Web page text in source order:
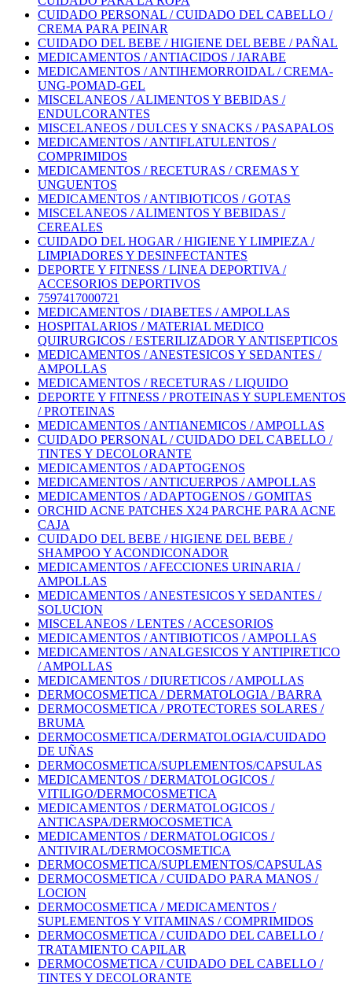
CUIDADO PERSONAL / CUIDADO DEL CABELLO /
CREMA PARA PEINAR
CUIDADO DEL BEBE / HIGIENE DEL BEBE / PAÑAL
MEDICAMENTOS / ANTIACIDOS / JARABE
MEDICAMENTOS / ANTIHEMORROIDAL / CREMA-
UNG-POMAD-GEL
MISCELANEOS / ALIMENTOS Y BEBIDAS /
ENDULCORANTES
MISCELANEOS / DULCES Y SNACKS / PASAPALOS
MEDICAMENTOS / ANTIFLATULENTOS /
COMPRIMIDOS
MEDICAMENTOS / RECETURAS / CREMAS Y
UNGUENTOS
MEDICAMENTOS / ANTIBIOTICOS / GOTAS
MISCELANEOS / ALIMENTOS Y BEBIDAS /
CEREALES
CUIDADO DEL HOGAR / HIGIENE Y LIMPIEZA /
LIMPIADORES Y DESINFECTANTES
DEPORTE Y FITNESS / LINEA DEPORTIVA /
ACCESORIOS DEPORTIVOS
7597417000721
MEDICAMENTOS / DIABETES / AMPOLLAS
HOSPITALARIOS / MATERIAL MEDICO
QUIRURGICOS / ESTERILIZADOR Y ANTISEPTICOS
MEDICAMENTOS / ANESTESICOS Y SEDANTES /
AMPOLLAS
MEDICAMENTOS / RECETURAS / LIQUIDO
DEPORTE Y FITNESS / PROTEINAS Y SUPLEMENTOS
/ PROTEINAS
MEDICAMENTOS / ANTIANEMICOS / AMPOLLAS
CUIDADO PERSONAL / CUIDADO DEL CABELLO /
TINTES Y DECOLORANTE
MEDICAMENTOS / ADAPTOGENOS
MEDICAMENTOS / ANTICUERPOS / AMPOLLAS
MEDICAMENTOS / ADAPTOGENOS / GOMITAS
ORCHID ACNE PATCHES X24 PARCHE PARA ACNE
CAJA
CUIDADO DEL BEBE / HIGIENE DEL BEBE /
SHAMPOO Y ACONDICONADOR
MEDICAMENTOS / AFECCIONES URINARIA /
AMPOLLAS
MEDICAMENTOS / ANESTESICOS Y SEDANTES /
SOLUCION
MISCELANEOS / LENTES / ACCESORIOS
MEDICAMENTOS / ANTIBIOTICOS / AMPOLLAS
MEDICAMENTOS / ANALGESICOS Y ANTIPIRETICO
/ AMPOLLAS
MEDICAMENTOS / DIURETICOS / AMPOLLAS
DERMOCOSMETICA / DERMATOLOGIA / BARRA
DERMOCOSMETICA / PROTECTORES SOLARES /
BRUMA
DERMOCOSMETICA/DERMATOLOGIA/CUIDADO
DE UÑAS
DERMOCOSMETICA/SUPLEMENTOS/CAPSULAS
MEDICAMENTOS / DERMATOLOGICOS /
VITILIGO/DERMOCOSMETICA
MEDICAMENTOS / DERMATOLOGICOS /
ANTICASPA/DERMOCOSMETICA
MEDICAMENTOS / DERMATOLOGICOS /
ANTIVIRAL/DERMOCOSMETICA
DERMOCOSMETICA/SUPLEMENTOS/CAPSULAS
DERMOCOSMETICA / CUIDADO PARA MANOS /
LOCION
DERMOCOSMETICA / MEDICAMENTOS /
SUPLEMENTOS Y VITAMINAS / COMPRIMIDOS
DERMOCOSMETICA / CUIDADO DEL CABELLO /
TRATAMIENTO CAPILAR
DERMOCOSMETICA / CUIDADO DEL CABELLO /
TINTES Y DECOLORANTE